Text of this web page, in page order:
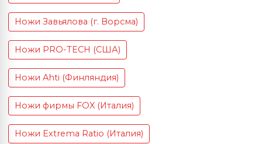
Ножи Завьялова (г. Ворсма)
Ножи PRO-TECH (США)
Ножи Ahti (Финляндия)
Ножи фирмы FOX (Италия)
Ножи Extrema Ratio (Италия)